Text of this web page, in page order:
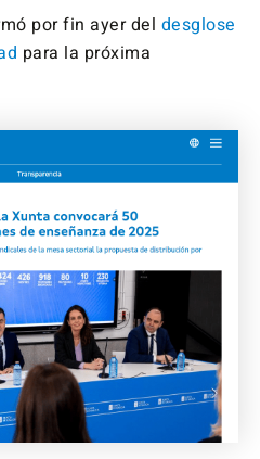
por fin ayer del desglose
para la próxima